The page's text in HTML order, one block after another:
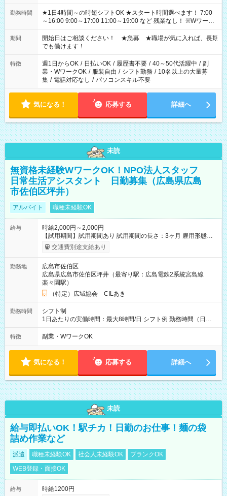
勤務時間
★1日4時間～の時短シフトOK ★スタート時間選べます！ 7:00
～16:00 9:00～17:00 11:00～19:00 など 残業なし！ ※Wワーク
の場合、他のお仕事と合わせ週40時間超の就業はご案内できま
せん ※法令に基づき、週20時間以上勤務は社会保険への加入対
象となります ※労働者派遣法（日雇い派遣の原則禁止）によ
り、短時間・短期間の就業はご案内が難しい場合があります
期間
開始日はご相談ください！ ★急募 ★職場が気に入れば、長期
でも働けます！
特徴 週1日からOK / 日払いOK / 履歴書不要 / 40～50代活躍中 / 副
業・WワークOK / 服装自由 / シフト勤務 / 10名以上の大量募
集 / 電話対応なし / パソコンスキル不要
気になる！ 応募する 詳細へ
未読
無資格未経験WワークOK！NPO法人スタッフ
日常生活アシスタント 日勤募集（広島県広島
市佐伯区坪井）
アルバイト 職種未経験OK
給与
時給2,000円～2,000円
【試用期間】試用期間あり 試用期間の長さ：3ヶ月 雇用形態、
給与は本採用時と同じです。
交通費別途支給あり
勤務地
広島市佐伯区
広島県広島市佐伯区坪井（最寄り駅：広島電鉄2系統宮島線
楽々園駅）
（特定）広域協会 CILあき
勤務時間
シフト制
1日あたりの実働時間：最大8時間/日 シフト例 勤務時間（日
勤）・8時～18時 （実働時間8時間 待機休憩2時間）（日勤1回
あたりの給与 2万円）
特徴 副業・WワークOK
気になる！ 応募する 詳細へ
未読
給与即払いOK！駅チカ！日勤のお仕事！麺の袋
詰め作業など
派遣 職種未経験OK 社会人未経験OK
ブランクOK
WEB登録・面接OK
給与
時給1200円